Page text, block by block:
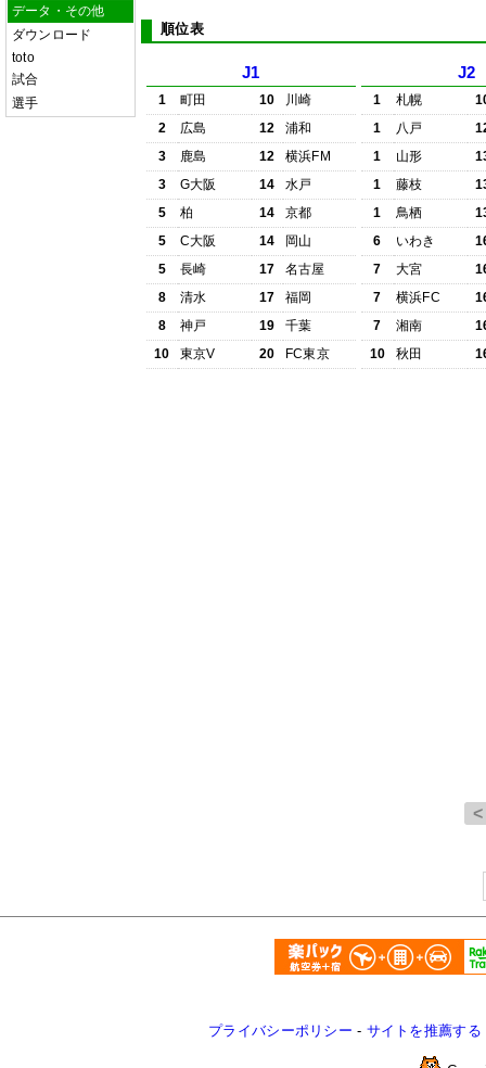
データ・その他
ダウンロード
toto
試合
選手
順位表
J1
1 町田 10
川崎
2
広島 12
浦和
3
鹿島 12
横浜FM
3
G大阪 14
水戸
5
柏 14
京都
5
C大阪 14
岡山
5
長崎 17
名古屋
8
清水 17
福岡
8
神戸 19
千葉
10
東京V 20 FC東京
J2
1 札幌
1
八戸
1
山形
1
藤枝
1
鳥栖
6
いわき
7
大宮
7
横浜FC
7
湘南
10
秋田
プライバシーポリシー - サイトを推薦する